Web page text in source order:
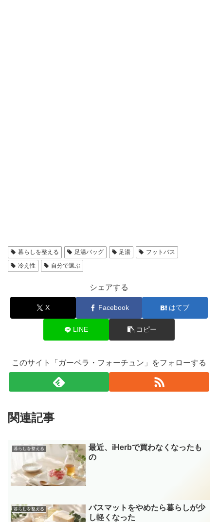
暮らしを整える 足湯バッグ 足湯
フットバス
冷え性
自分で選ぶ
シェアする
X Facebook はてブ
LINE コピー
このサイト「ガーベラ・フォーチュン」をフォローする
関連記事
暮らしを整える
最近、iHerbで買わなくなったも
の
暮らしを整える
バスマットをやめたら暮らしが少
し軽くなった